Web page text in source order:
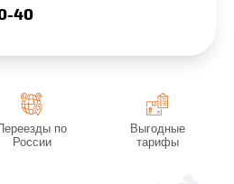
40
по
России
Выгодные
тарифы